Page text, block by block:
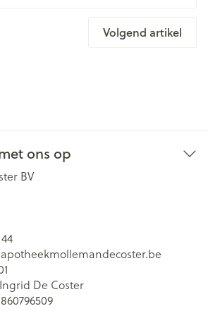
Volgend artikel
ons op
BV
apotheekmollemandecoster.be
Ingrid De Coster